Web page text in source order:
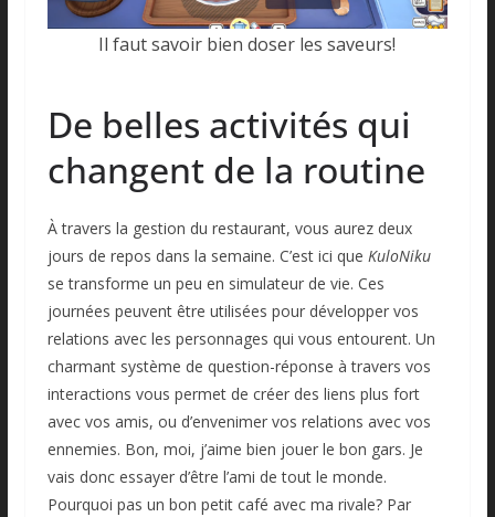
Il faut savoir bien doser les saveurs!
De belles activités qui
changent de la routine
À travers la gestion du restaurant, vous aurez deux
jours de repos dans la semaine. C’est ici que KuloNiku
se transforme un peu en simulateur de vie. Ces
journées peuvent être utilisées pour développer vos
relations avec les personnages qui vous entourent. Un
charmant système de question-réponse à travers vos
interactions vous permet de créer des liens plus fort
avec vos amis, ou d’envenimer vos relations avec vos
ennemies. Bon, moi, j’aime bien jouer le bon gars. Je
vais donc essayer d’être l’ami de tout le monde.
Pourquoi pas un bon petit café avec ma rivale? Par